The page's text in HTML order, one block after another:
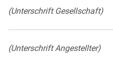
(Un­ter­schrift Ge­sell­schaft)
(Un­ter­schrift An­ge­stell­ter)